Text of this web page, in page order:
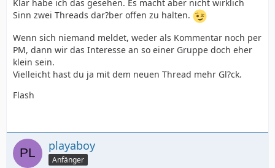
Klar habe ich das gesehen. Es macht aber nicht wirklich
Sinn zwei Threads dar?ber offen zu halten.
Wenn sich niemand meldet, weder als Kommentar noch per
PM, dann wir das Interesse an so einer Gruppe doch eher
klein sein.
Vielleicht hast du ja mit dem neuen Thread mehr Gl?ck.
Flash
playaboy
Anfänger